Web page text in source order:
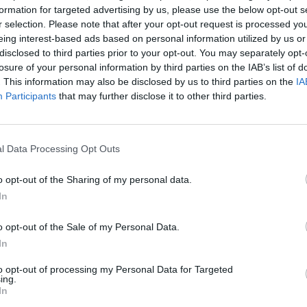
for targeted advertising by us, please use the below opt-out
selection. Please note that after your opt-out request is processed
interest-based ads based on personal information utilized by us
to third parties prior to your opt-out. You may separately
of your personal information by third parties on the IAB’s list of
This information may also be disclosed by us to third parties on the
Participants that may further disclose it to other third parties.
Data Processing Opt Outs
opt-out of the Sharing of my personal data.
opt-out of the Sale of my Personal Data.
opt-out of processing my Personal Data for Targeted
até 50% do Indexante dos Apoios Sociais (IAS),
quilómetros da escola ou que não disponham de
a alimentação gratuita, garantindo refeições
prática da formação em hotelaria.
que a medida reforça «o compromisso
a igualdade de oportunidades para todos os
um ambiente de aprendizagem de
para o turismo em Portugal».